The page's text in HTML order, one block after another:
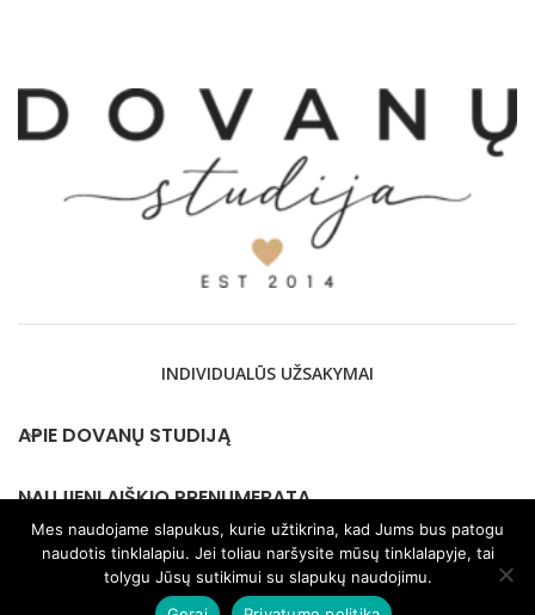
INDIVIDUALŪS UŽSAKYMAI
APIE DOVANŲ STUDIJĄ
NAUJIENLAIŠKIO PRENUMERATA
KONTAKTAI
Mes naudojame slapukus, kurie užtikrina, kad Jums bus patogu
naudotis tinklalapiu. Jei toliau naršysite mūsų tinklalapyje, tai
tolygu Jūsų sutikimui su slapukų naudojimu.